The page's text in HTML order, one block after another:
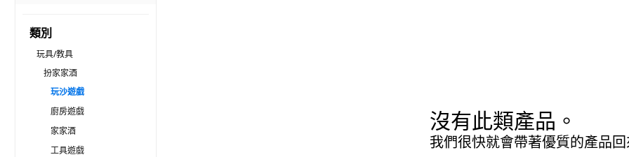
類別
玩具/教具
扮家家酒
玩沙遊戲
廚房遊戲
家家酒
工具遊戲
沒有此類產品。
我們很快就會帶著優質的產品